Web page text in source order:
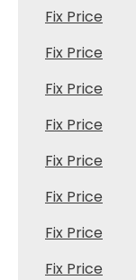
Fix Price
Fix Price
Fix Price
Fix Price
Fix Price
Fix Price
Fix Price
Fix Price